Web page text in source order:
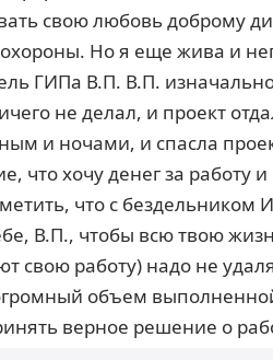
свою любовь доброму
Но я еще жива и
ГИПа В.П. В.П.
не делал, и проект
и ночами, и спасла
что хочу денег за работу
что с бездельником
В.П., чтобы всю твою
свою работу) надо не
объем
верное решение о